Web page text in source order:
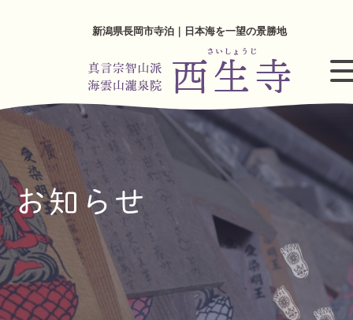
新潟県長岡市寺泊｜日本海を一望の景勝地
お知らせ